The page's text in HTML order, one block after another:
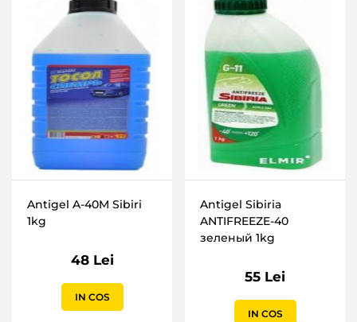
Antigel A-40M Sibiri
1kg
48 Lei
IN COS
Antigel Sibiria
ANTIFREEZE-40
зеленый 1kg
55 Lei
IN COS